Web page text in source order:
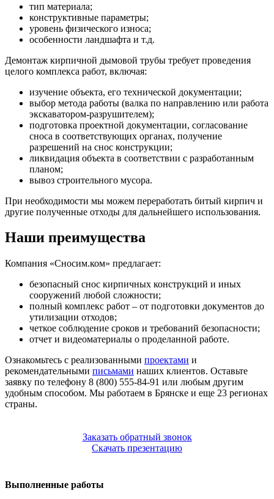
тип материала;
конструктивные параметры;
уровень физического износа;
особенности ландшафта и т.д.
Демонтаж кирпичной дымовой трубы требует проведения
целого комплекса работ, включая:
изучение объекта, его технической документации;
выбор метода работы (валка по направлению или работа
экскаватором-разрушителем);
подготовка проектной документации, согласование
сноса в соответствующих органах, получение
разрешений на снос конструкции;
ликвидация объекта в соответствии с разработанным
планом;
вывоз строительного мусора.
При необходимости мы можем переработать битый кирпич и
другие полученные отходы для дальнейшего использования.
Наши преимущества
Компания «Сносим.ком» предлагает:
безопасный снос кирпичных конструкций и иных
сооружений любой сложности;
полный комплекс работ ‒ от подготовки документов до
утилизации отходов;
четкое соблюдение сроков и требований безопасности;
отчет и видеоматериалы о проделанной работе.
Ознакомьтесь с реализованными проектами и
рекомендательными письмами наших клиентов. Оставьте
заявку по телефону 8 (800) 555-84-91 или любым другим
удобным способом. Мы работаем в Брянске и еще 23 регионах
страны.
Заказать обратный звонок
Скачать презентацию
Выполненные работы